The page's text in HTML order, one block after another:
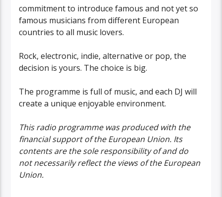
commitment to introduce famous and not yet so
famous musicians from different European
countries to all music lovers.
Rock, electronic, indie, alternative or pop, the
decision is yours. The choice is big.
The programme is full of music, and each DJ will
create a unique enjoyable environment.
This radio programme was produced with the
financial support of the European Union. Its
contents are the sole responsibility of and do
not necessarily reflect the views of the European
Union.